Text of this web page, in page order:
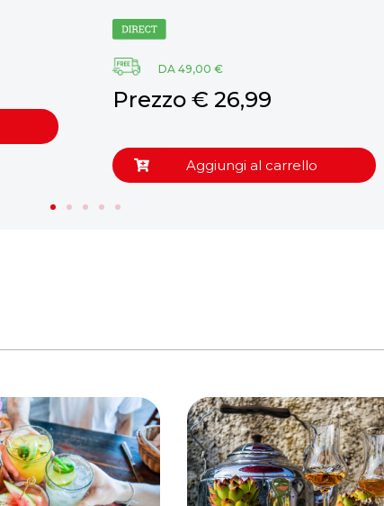
DA 49,00 €
Prezzo € 26,99
Aggiungi al carrello